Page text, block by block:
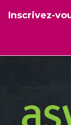
Inscrivez-